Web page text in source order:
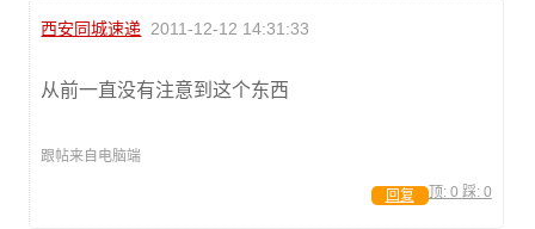
西安同城速递 2011-12-12 14:31:33
从前一直没有注意到这个东西
跟帖来自电脑端
顶: 0 踩: 0
回复